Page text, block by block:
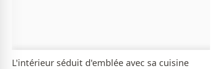
L'intérieur séduit d'emblée avec sa cuisine